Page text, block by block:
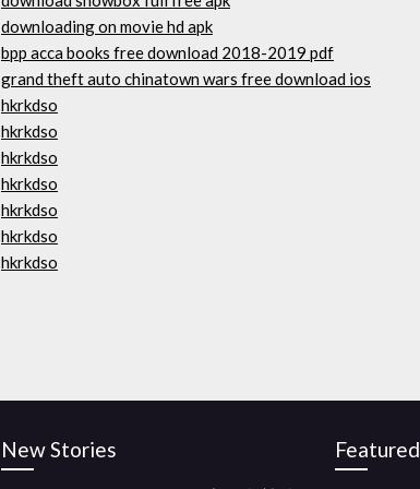
downloading on movie hd apk
bpp acca books free download 2018-2019 pdf
grand theft auto chinatown wars free download ios
hkrkdso
hkrkdso
hkrkdso
hkrkdso
hkrkdso
hkrkdso
hkrkdso
New Stories Featured